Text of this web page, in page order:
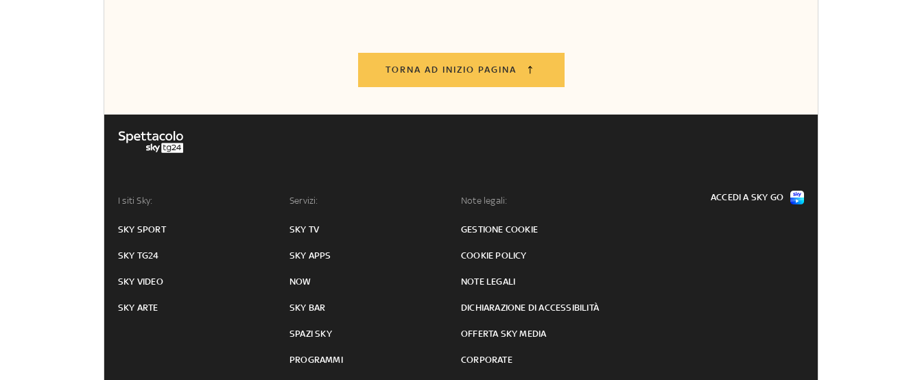
TORNA AD INIZIO PAGINA
I siti Sky:
SKY SPORT
SKY TG24
SKY VIDEO
SKY ARTE
Servizi:
SKY TV
SKY APPS
NOW
SKY BAR
SPAZI SKY
PROGRAMMI
Note legali:
GESTIONE COOKIE
COOKIE POLICY
NOTE LEGALI
DICHIARAZIONE DI ACCESSIBILITÀ
OFFERTA SKY MEDIA
CORPORATE
ACCEDI A SKY GO